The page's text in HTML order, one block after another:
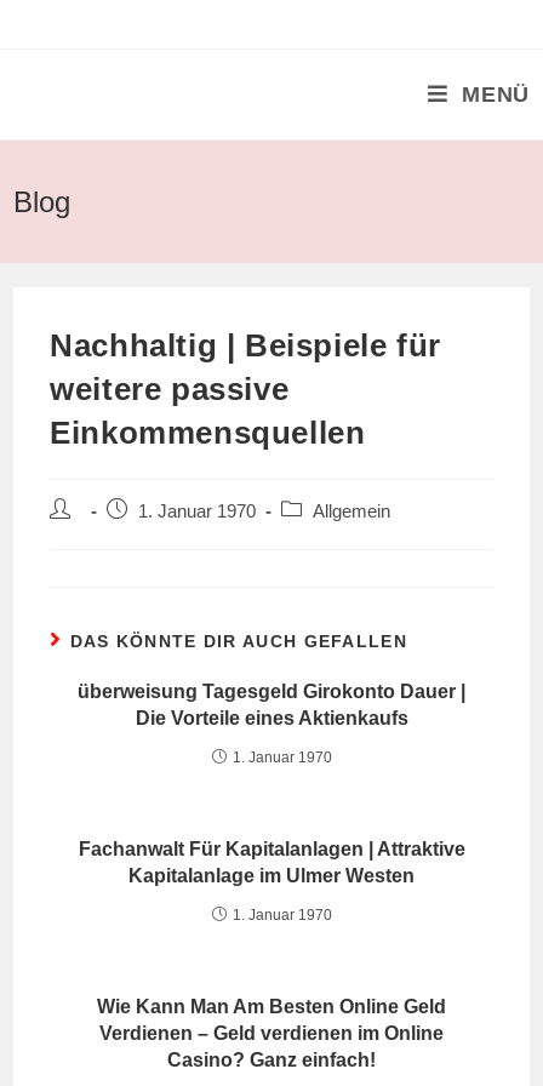
MENÜ
Blog
Nachhaltig | Beispiele für
weitere passive
Einkommensquellen
Beitrags-Beitrag1. Januar 1970
Beitrags-
Allgemein
DAS KÖNNTE DIR AUCH GEFALLEN
überweisung Tagesgeld Girokonto Dauer |
Die Vorteile eines Aktienkaufs
1. Januar 1970
Fachanwalt Für Kapitalanlagen | Attraktive
Kapitalanlage im Ulmer Westen
1. Januar 1970
Wie Kann Man Am Besten Online Geld
Verdienen – Geld verdienen im Online
Casino? Ganz einfach!